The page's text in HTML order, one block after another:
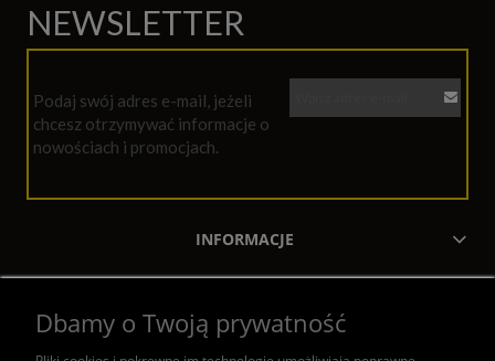
NEWSLETTER
Podaj swój adres e-mail, jeżeli
chcesz otrzymywać informacje o
nowościach i promocjach.
INFORMACJE
Dbamy o Twoją prywatność